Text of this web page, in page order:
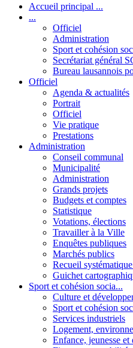
Accueil principal ...
...
Officiel
Administration
Sport et cohésion
Secrétariat général
Bureau lausannois
Officiel
Agenda & actualités
Portrait
Officiel
Vie pratique
Prestations
Administration
Conseil communal
Municipalité
Administration
Grands projets
Budgets et comptes
Statistique
Votations, élections
Travailler à la Ville
Enquêtes publiques
Marchés publics
Recueil
Guichet
Sport et cohésion socia...
Culture et
Sport et cohésion
Services industriels
Logement,
Enfance, jeunesse et